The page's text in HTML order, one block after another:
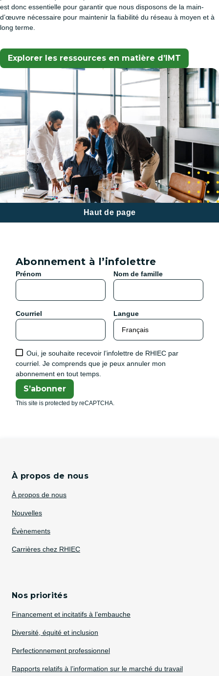
est donc essentielle pour garantir que nous disposons de la main-
d’œuvre nécessaire pour maintenir la fiabilité du réseau à moyen et à
long terme.
Explorer les ressources en matière d’IMT
Haut de page
Abonnement à l’infolettre
Prénom Nom de famille
Courriel Langue
Oui, je souhaite recevoir l’infolettre de RHIEC par
courriel. Je comprends que je peux annuler mon
abonnement en tout temps.
S’abonner
This site is protected by reCAPTCHA.
À propos de nous
À propos de nous
Nouvelles
Évènements
Carrières chez RHIEC
Nos priorités
Financement et incitatifs à l’embauche
Diversité, équité et inclusion
Perfectionnement professionnel
Rapports relatifs à l’information sur le marché du travail